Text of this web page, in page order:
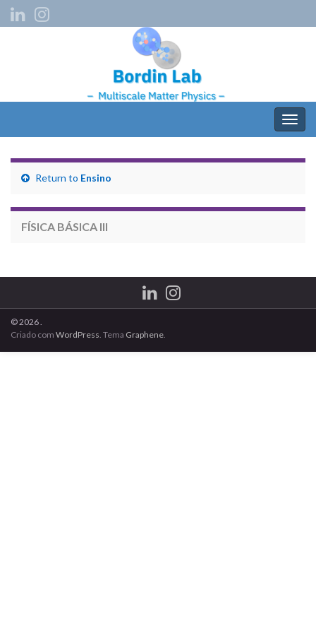
Return to Ensino
FÍSICA BÁSICA III
© 2026 .
Criado com WordPress . Tema Graphene